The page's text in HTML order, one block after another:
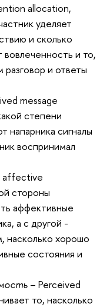
allocation,
уделяет
и сколько
и то,
разговор и ответы
message
степени
напарника сигналы
воспринимал
affective
стороны
аффективные
а с другой -
насколько хорошо
состояния и
– Perceived
то, насколько